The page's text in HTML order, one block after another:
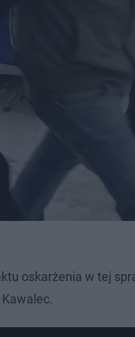
oskarżenia w tej